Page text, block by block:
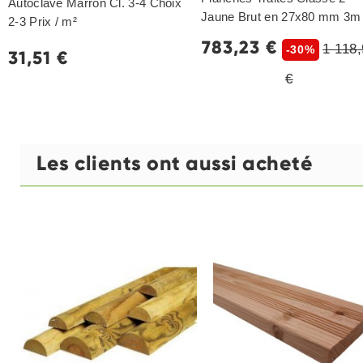
Autoclave Marron Cl. 3-4 Choix
2-3 Prix / m²
31,51 €
Jaune Brut en 27x80 mm 3m
783,23 € -30%
1
€
Les clients ont aussi acheté